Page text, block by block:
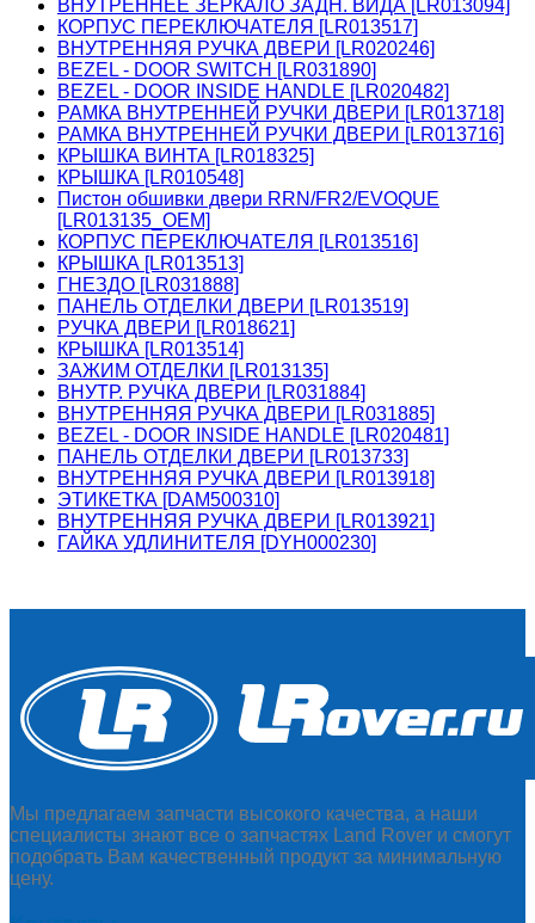
ВНУТРЕННЕЕ ЗЕРКАЛО ЗАДН. ВИДА [LR013094]
КОРПУС ПЕРЕКЛЮЧАТЕЛЯ [LR013517]
ВНУТРЕННЯЯ РУЧКА ДВЕРИ [LR020246]
BEZEL - DOOR SWITCH [LR031890]
BEZEL - DOOR INSIDE HANDLE [LR020482]
РАМКА ВНУТРЕННЕЙ РУЧКИ ДВЕРИ [LR013718]
РАМКА ВНУТРЕННЕЙ РУЧКИ ДВЕРИ [LR013716]
КРЫШКА ВИНТА [LR018325]
КРЫШКА [LR010548]
Пистон обшивки двери RRN/FR2/EVOQUE
[LR013135_OEM]
КОРПУС ПЕРЕКЛЮЧАТЕЛЯ [LR013516]
КРЫШКА [LR013513]
ГНЕЗДО [LR031888]
ПАНЕЛЬ ОТДЕЛКИ ДВЕРИ [LR013519]
РУЧКА ДВЕРИ [LR018621]
КРЫШКА [LR013514]
ЗАЖИМ ОТДЕЛКИ [LR013135]
ВНУТР. РУЧКА ДВЕРИ [LR031884]
ВНУТРЕННЯЯ РУЧКА ДВЕРИ [LR031885]
BEZEL - DOOR INSIDE HANDLE [LR020481]
ПАНЕЛЬ ОТДЕЛКИ ДВЕРИ [LR013733]
ВНУТРЕННЯЯ РУЧКА ДВЕРИ [LR013918]
ЭТИКЕТКА [DAM500310]
ВНУТРЕННЯЯ РУЧКА ДВЕРИ [LR013921]
ГАЙКА УДЛИНИТЕЛЯ [DYH000230]
Мы предлагаем запчасти высокого качества, а наши
специалисты знают все о запчастях Land Rover и смогут
подобрать Вам качественный продукт за минимальную
цену.